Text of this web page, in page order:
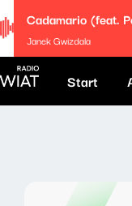
Cadamario (feat.
Janek Gwizdala
Start